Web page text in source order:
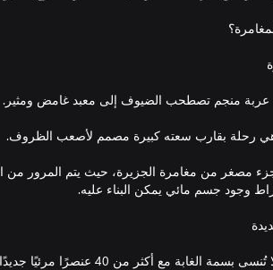
مصغر من مغامرة الجزيرة، حيث يتم المرور من
قم ببناء مغامرة لا تُنسى بسمة